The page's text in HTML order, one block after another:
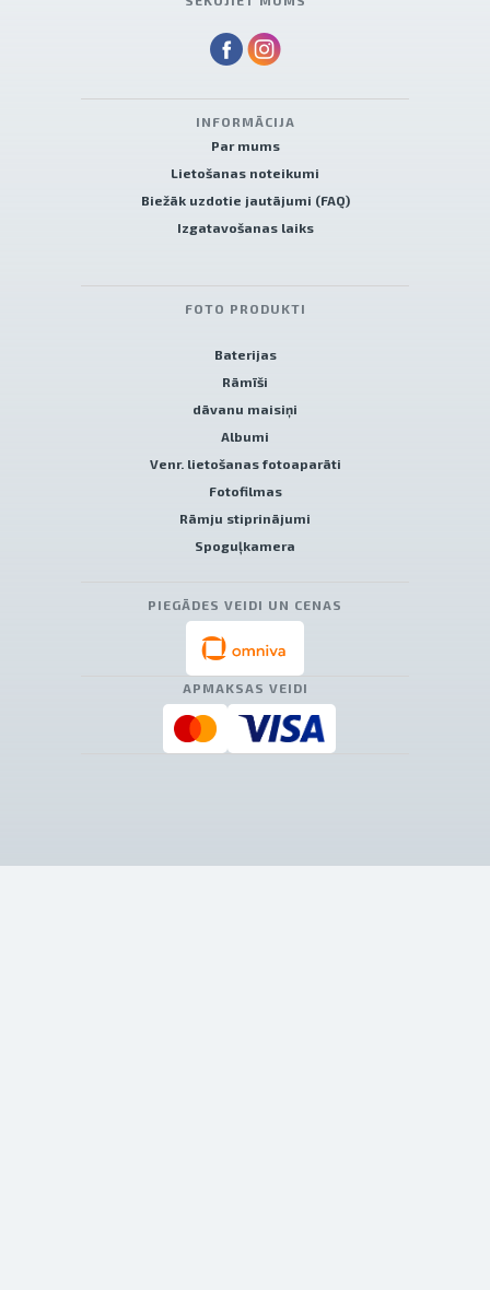
INFORMĀCIJA
Par mums
Lietošanas noteikumi
Biežāk uzdotie jautājumi (FAQ)
Izgatavošanas laiks
FOTO PRODUKTI
Baterijas
Rāmīši
dāvanu maisiņi
Albumi
Venr. lietošanas fotoaparāti
Fotofilmas
Rāmju stiprinājumi
Spoguļkamera
PIEGĀDES VEIDI UN CENAS
APMAKSAS VEIDI